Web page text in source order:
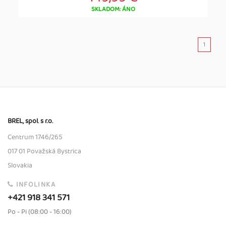
SKLADOM: ÁNO
1
BREL, spol. s r.o.
Centrum 1746/265
017 01 Považská Bystrica
Slovakia
INFOLINKA
+421 918 341 571
Po - Pi (08:00 - 16:00)